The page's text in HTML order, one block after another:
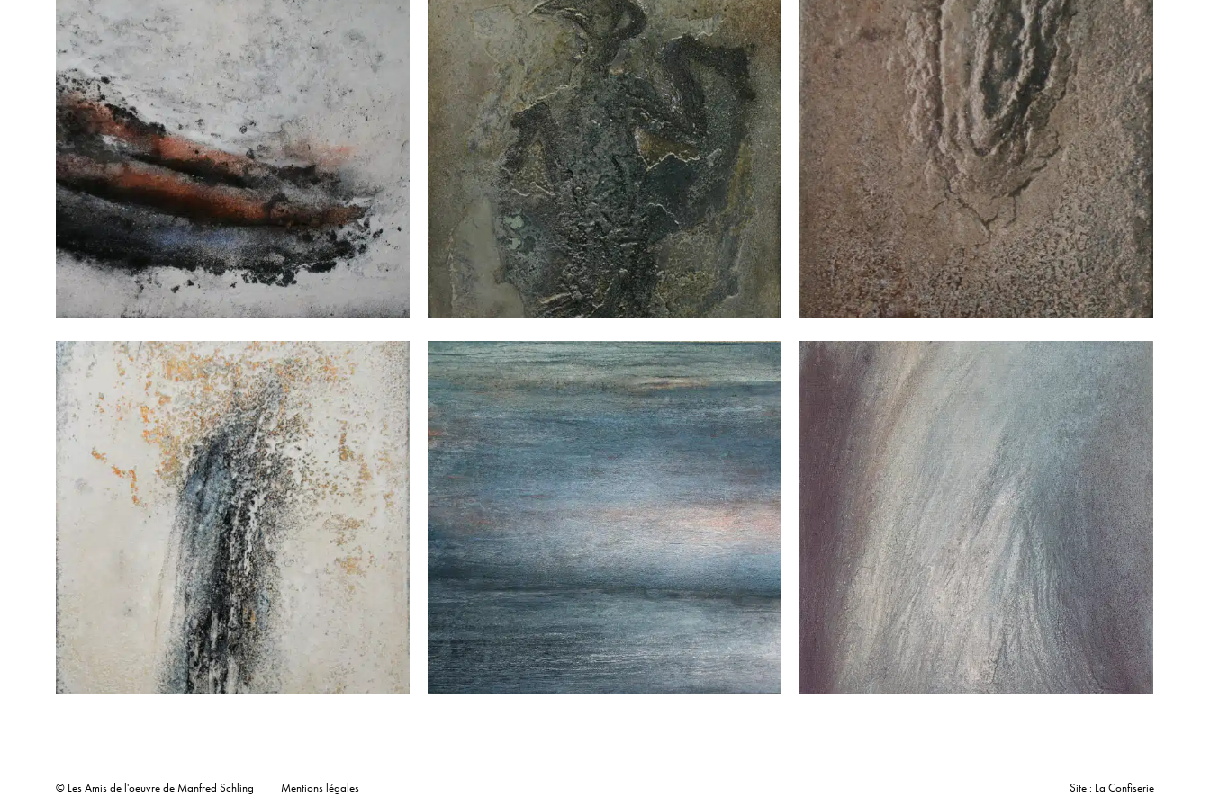
© Les Amis de l'oeuvre de Manfred Schling Mentions légales Site : La Confiserie